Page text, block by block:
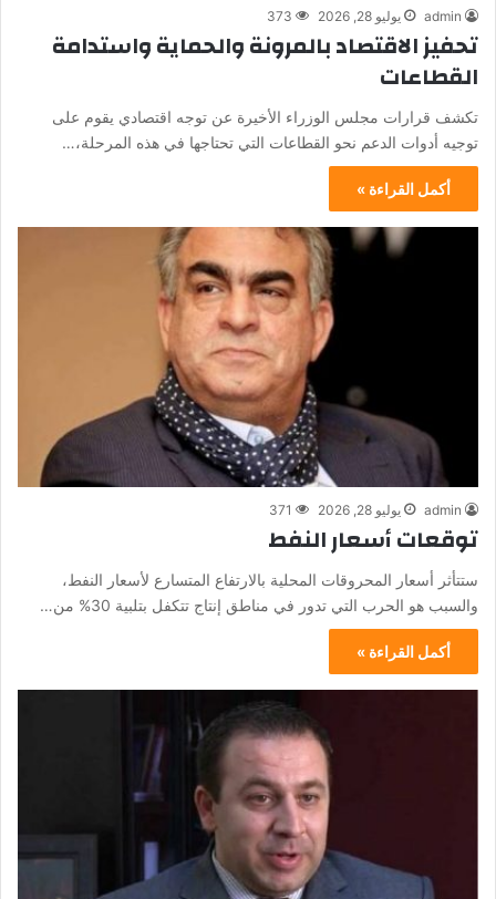
admin يوليو 28, 2026 373
تحفيز الاقتصاد بالمرونة والحماية واستدامة
القطاعات
تكشف قرارات مجلس الوزراء الأخيرة عن توجه اقتصادي يقوم على
توجيه أدوات الدعم نحو القطاعات التي تحتاجها في هذه المرحلة،…
أكمل القراءة »
admin يوليو 28, 2026 371
توقعات أسعار النفط
ستتأثر أسعار المحروقات المحلية بالارتفاع المتسارع لأسعار النفط،
والسبب هو الحرب التي تدور في مناطق إنتاج تتكفل بتلبية 30% من…
أكمل القراءة »